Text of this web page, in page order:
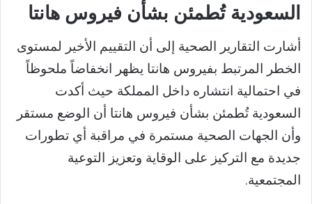
السعودية تُطمئن بشأن فيروس هانتا
أشارت التقارير الصحية إلى أن التقييم الأخير لمستوى
الخطر المرتبط بفيروس هانتا يظهر انخفاضاً ملحوظاً
في احتمالية انتشاره داخل المملكة حيث أكدت
السعودية تُطمئن بشأن فيروس هانتا أن الوضع مستقر
وأن الجهات الصحية مستمرة في مراقبة أي تطورات
جديدة مع التركيز على الوقاية وتعزيز التوعية
المجتمعية.